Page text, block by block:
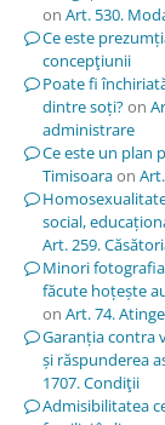
on Art. 530.
Ce este
concepţiunii
Poate fi
dintre soți?on
administrare
Ce este un plan
Timisoaraon
social,
Art. 259.
Minori
făcute hoțește
on Art. 74.
Garanția contra
și răspunderea
1707. Condiţii
Admisibilitatea